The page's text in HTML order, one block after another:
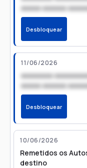
xxxxx xxxxxx
Desbloquear
11/06/2026
xxxxxxxx
xxxxx xxxxxx
Desbloquear
10/06/2026
Remetidos os
destino